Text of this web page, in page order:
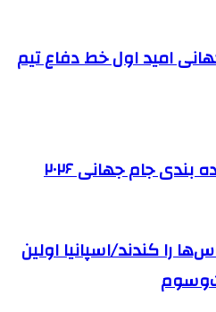
امید اول خط دفاع تیم
بندی جام جهانی ۲۰۲۶
را کندند/اسپانیا اولین